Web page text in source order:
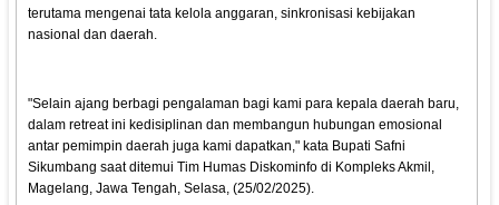
terutama mengenai tata kelola anggaran, sinkronisasi kebijakan
nasional dan daerah.
"Selain ajang berbagi pengalaman bagi kami para kepala daerah baru,
dalam retreat ini kedisiplinan dan membangun hubungan emosional
antar pemimpin daerah juga kami dapatkan," kata Bupati Safni
Sikumbang saat ditemui Tim Humas Diskominfo di Kompleks Akmil,
Magelang, Jawa Tengah, Selasa, (25/02/2025).